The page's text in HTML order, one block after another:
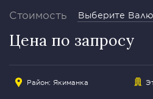
Стоимость Выберите
Цена по запросу
Район: Якиманка